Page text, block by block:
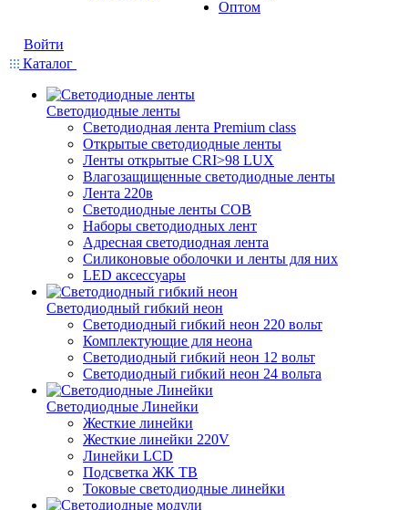
Оптом
Войти
Каталог
Светодиодные ленты
Светодиодная лента Premium class
Открытые светодиодные ленты
Ленты открытые CRI>98 LUX
Влагозащищенные светодиодные ленты
Лента 220в
Светодиодные ленты COB
Наборы светодиодных лент
Адресная светодиодная лента
Силиконовые оболочки и ленты для них
LED аксессуары
Светодиодный гибкий неон
Светодиодный гибкий неон 220 вольт
Комплектующие для неона
Светодиодный гибкий неон 12 вольт
Светодиодный гибкий неон 24 вольта
Светодиодные Линейки
Жесткие линейки
Жесткие линейки 220V
Линейки LCD
Подсветка ЖК ТВ
Токовые светодиодные линейки